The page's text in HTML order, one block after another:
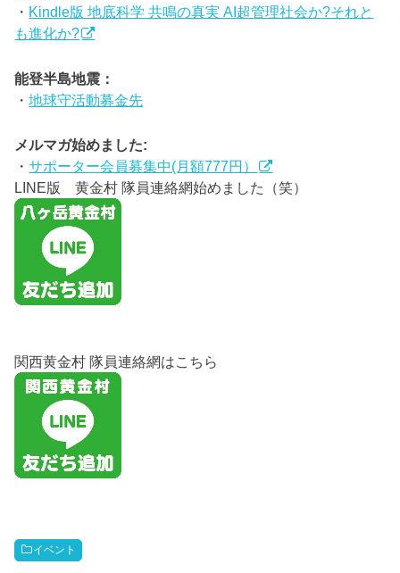
・ Kindle版 地底科学 共鳴の真実 AI超管理社会か?それと
も進化か?
能登半島地震：
・地球守活動募金先
メルマガ始めました:
・サポーター会員募集中(月額777円）
LINE版 黄金村 隊員連絡網始めました（笑）
関西黄金村 隊員連絡網はこちら
イベント